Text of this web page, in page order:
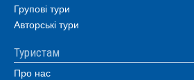
Групові тури
Авторські тури
Туристам
Про нас